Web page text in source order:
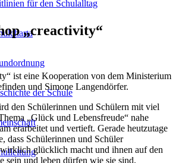
für den Schulalltag
der Schule
„creactivity“
ist eine Kooperation von dem Ministerium
und Simone Langendörfer.
den Schülerinnen und Schülern mit viel
„Glück und Lebensfreude“ nahe
erarbeitet und vertieft. Gerade heutzutage
dass Schülerinnen und Schüler
glücklich macht und ihnen auf den
sein und leben dürfen wie sie sind.